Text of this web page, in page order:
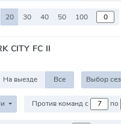
20 30 40 50 100
CITY FC II
На выезде Все Выбор
Против команд с по